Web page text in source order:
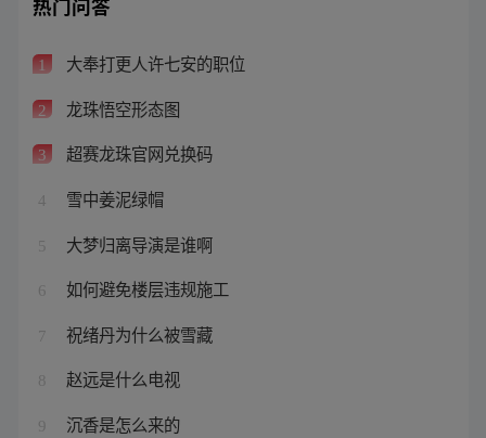
热门问答
1 大奉打更人许七安的职位
2 龙珠悟空形态图
3 超赛龙珠官网兑换码
4 雪中姜泥绿帽
5 大梦归离导演是谁啊
6 如何避免楼层违规施工
7 祝绪丹为什么被雪藏
8 赵远是什么电视
9 沉香是怎么来的